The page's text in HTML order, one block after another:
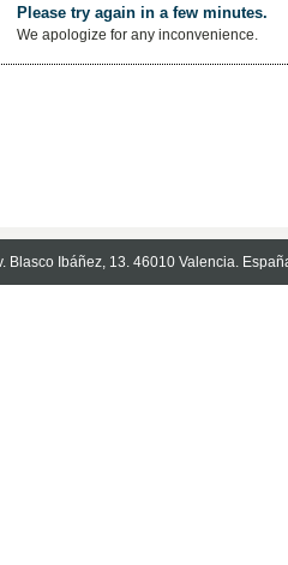
Please try again in a few minutes.
We apologize for any inconvenience.
Blasco Ibáñez, 13. 46010 Valencia.